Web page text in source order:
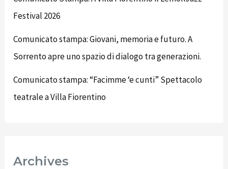
Festival 2026
Comunicato stampa: Giovani, memoria e futuro. A
Sorrento apre uno spazio di dialogo tra generazioni.
Comunicato stampa: “Facimme ‘e cunti” Spettacolo
teatrale a Villa Fiorentino
Archives